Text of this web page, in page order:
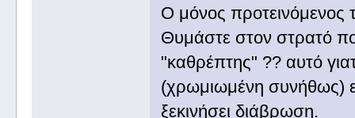
Ο μόνος προτεινόμενος
Θυμάστε στον στρατό
"καθρέπτης" ?? αυτό
(χρωμιωμένη συνήθως)
ξεκινήσει διάβρωση.